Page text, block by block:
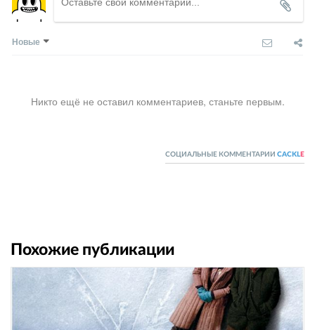
Новые
Никто ещё не оставил комментариев, станьте первым.
СОЦИАЛЬНЫЕ КОММЕНТАРИИ CACKL E
Похожие публикации